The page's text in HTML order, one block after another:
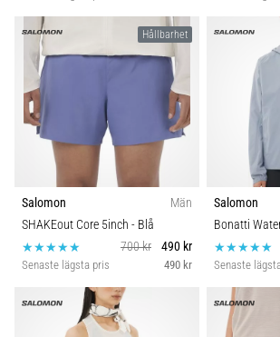
Hållbarhet
Salomon
Män
SHAKEout Core 5inch - Blå
700 kr
490 kr
Senaste lägsta pris 490 kr
Salomon
Bonatti
Senaste